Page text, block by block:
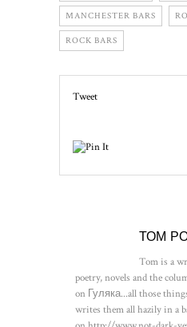
MANCHESTER BARS
ROCK BARS
Tweet
ТОМ
Tom is a
poetry, novels and the
on Гуляка...all those
writes them all hazily in a